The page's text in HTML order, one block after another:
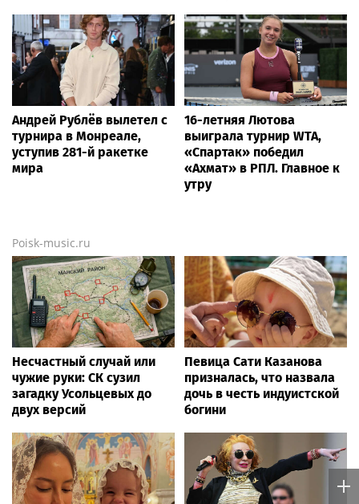
Андрей Рублёв вылетел с
турнира в Монреале,
уступив 281-й ракетке
мира
16-летняя Лютова
выиграла турнир WTA,
«Спартак» победил
«Ахмат» в РПЛ. Главное к
утру
Poisk-music.ru
Несчастный случай или
чужие руки: СК сузил
загадку Усольцевых до
двух версий
Певица Сати Казанова
призналась, что назвала
дочь в честь индуистской
богини